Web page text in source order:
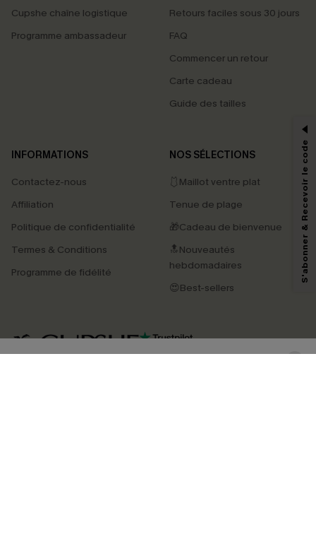
Cupshe chaîne logistique
Programme ambassadeur
Retours faciles sous 30 jours
FAQ
Commencer un retour
Carte cadeau
Guide des tailles
INFORMATIONS
Contactez-nous
Affiliation
Politique de confidentialité
Termes & Conditions
Programme de fidélité
NOS SÉLECTIONS
🩱Maillot ventre plat
Tenue de plage
🎁Cadeau de bienvenue
🔝Nouveautés
hebdomadaires
😍Best-sellers
4.3
PROFITEZ DE -15%
marketing (y compris du contenu généré par l'IA) de Cupshe et
pouvons utiliser les données collectées sur notre site ainsi que des
savoir si ceux-ci ont été ouverts, de mesurer votre engagement, de
personnaliser nos contenus et nos offres, et de vous recommander des
produits susceptibles de vous intéresser, conformément à notre
Politique de
. Vous pouvez vous désabonner à tout moment.
S'abonner & Recevoir le code